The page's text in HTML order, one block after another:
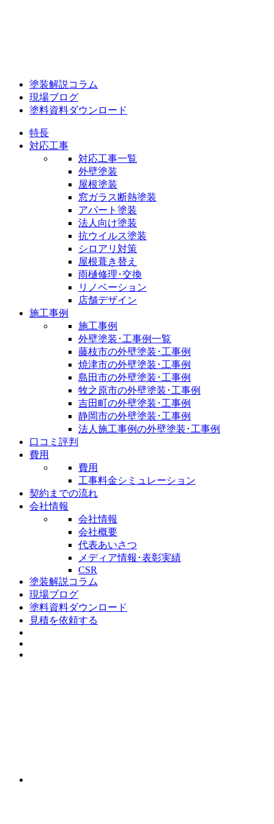
塗装解説コラム
現場ブログ
塗料資料ダウンロード
特長
対応工事
対応工事一覧
外壁塗装
屋根塗装
窓ガラス断熱塗装
アパート塗装
法人向け塗装
抗ウイルス塗装
シロアリ対策
屋根葺き替え
雨樋修理･交換
リノベーション
店舗デザイン
施工事例
施工事例
外壁塗装･工事例一覧
藤枝市の外壁塗装･工事例
焼津市の外壁塗装･工事例
島田市の外壁塗装･工事例
牧之原市の外壁塗装･工事例
吉田町の外壁塗装･工事例
静岡市の外壁塗装･工事例
法人施工事例の外壁塗装･工事例
口コミ評判
費用
費用
工事料金シミュレーション
契約までの流れ
会社情報
会社情報
会社概要
代表あいさつ
メディア情報･表彰実績
CSR
塗装解説コラム
現場ブログ
塗料資料ダウンロード
見積を依頼する